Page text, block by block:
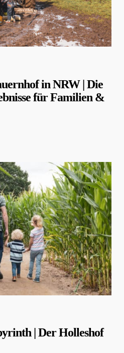
in NRW | Die
für Familien &
| Der Holleshof